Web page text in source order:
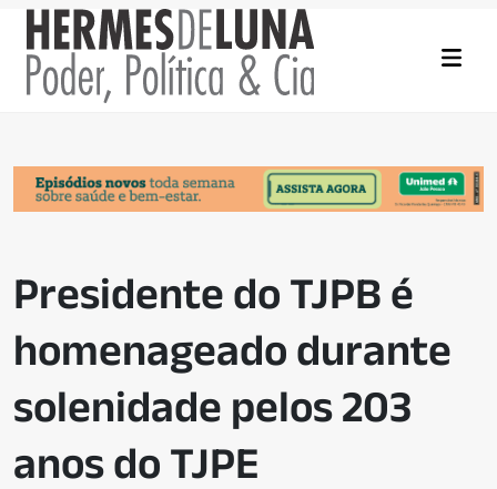
Presidente do TJPB é
homenageado durante
solenidade pelos 203
anos do TJPE